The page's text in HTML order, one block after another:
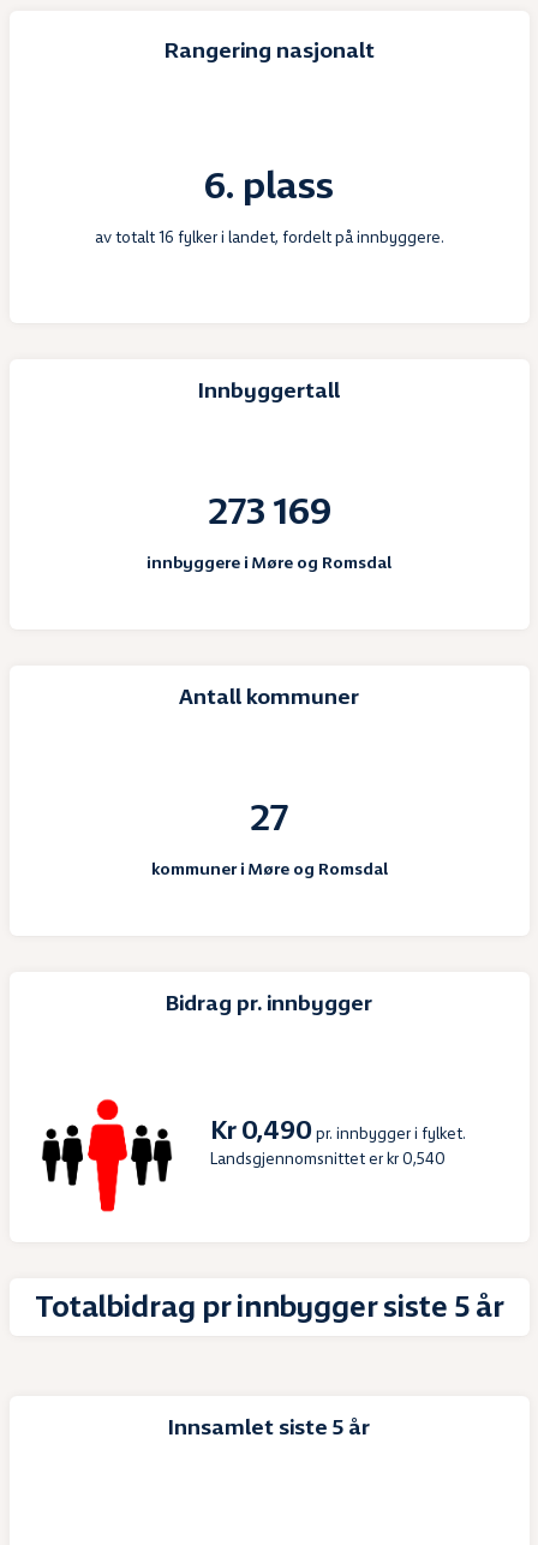
Rangering nasjonalt
6. plass
av totalt 16 fylker i landet, fordelt på innbyggere.
Innbyggertall
273 169
innbyggere i Møre og Romsdal
Antall kommuner
27
kommuner i Møre og Romsdal
Bidrag pr. innbygger
Kr 0,490pr. innbygger i fylket.
Landsgjennomsnittet er kr 0,540
Totalbidrag pr innbygger siste 5 år
Innsamlet siste 5 år